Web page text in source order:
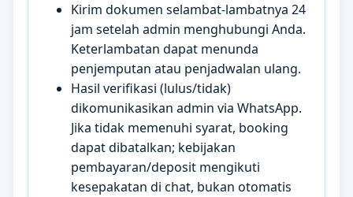
Kirim dokumen selambat-lambatnya 24
jam setelah admin menghubungi Anda.
Keterlambatan dapat menunda
penjemputan atau penjadwalan ulang.
Hasil verifikasi (lulus/tidak)
dikomunikasikan admin via WhatsApp.
Jika tidak memenuhi syarat, booking
dapat dibatalkan; kebijakan
pembayaran/deposit mengikuti
kesepakatan di chat, bukan otomatis